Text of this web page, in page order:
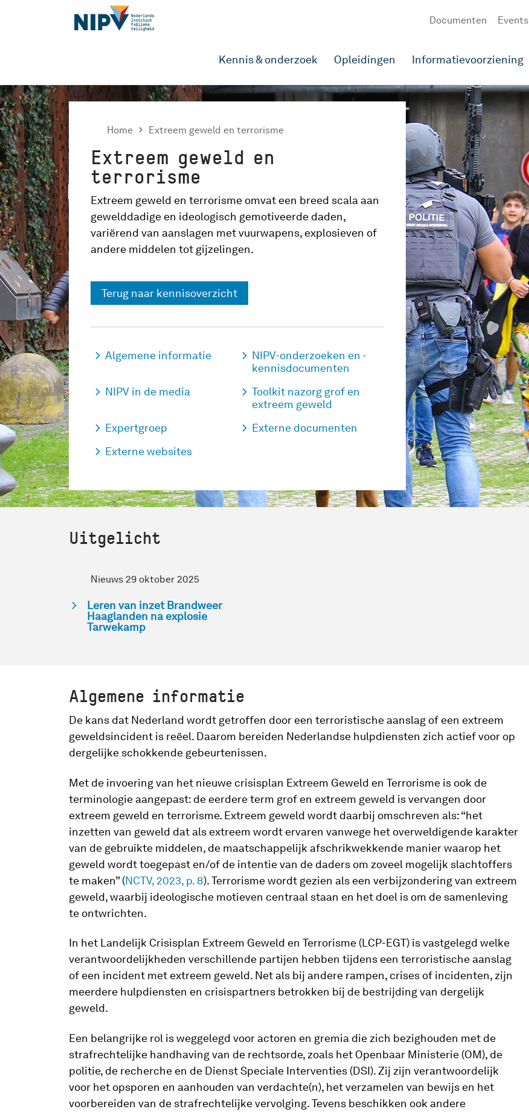
Documenten Events
Kennis & onderzoek Opleidingen Informatievoorziening
Home  Extreem geweld en terrorisme
Extreem geweld en
terrorisme
Extreem geweld en terrorisme omvat een breed scala aan
gewelddadige en ideologisch gemotiveerde daden,
variërend van aanslagen met vuurwapens, explosieven of
andere middelen tot gijzelingen.
Terug naar kennisoverzicht
Algemene informatie
NIPV-onderzoeken en -
kennisdocumenten
NIPV in de media
Toolkit nazorg grof en
extreem geweld
Expertgroep
Externe documenten
Externe websites
Uitgelicht
Nieuws 29 oktober 2025
Leren van inzet Brandweer
Haaglanden na explosie
Tarwekamp
Algemene informatie
De kans dat Nederland wordt getroffen door een terroristische aanslag of een extreem
geweldsincident is reëel. Daarom bereiden Nederlandse hulpdiensten zich actief voor op
dergelijke schokkende gebeurtenissen.
Met de invoering van het nieuwe crisisplan Extreem Geweld en Terrorisme is ook de
terminologie aangepast: de eerdere term grof en extreem geweld is vervangen door
extreem geweld en terrorisme. Extreem geweld wordt daarbij omschreven als: “het
inzetten van geweld dat als extreem wordt ervaren vanwege het overweldigende karakter
van de gebruikte middelen, de maatschappelijk afschrikwekkende manier waarop het
geweld wordt toegepast en/of de intentie van de daders om zoveel mogelijk slachtoffers
te maken” (NCTV, 2023, p. 8). Terrorisme wordt gezien als een verbijzondering van extreem
geweld, waarbij ideologische motieven centraal staan en het doel is om de samenleving
te ontwrichten.
In het Landelijk Crisisplan Extreem Geweld en Terrorisme (LCP-EGT) is vastgelegd welke
verantwoordelijkheden verschillende partijen hebben tijdens een terroristische aanslag
of een incident met extreem geweld. Net als bij andere rampen, crises of incidenten, zijn
meerdere hulpdiensten en crisispartners betrokken bij de bestrijding van dergelijk
geweld.
Een belangrijke rol is weggelegd voor actoren en gremia die zich bezighouden met de
strafrechtelijke handhaving van de rechtsorde, zoals het Openbaar Ministerie (OM), de
politie, de recherche en de Dienst Speciale Interventies (DSI). Zij zijn verantwoordelijk
voor het opsporen en aanhouden van verdachte(n), het verzamelen van bewijs en het
voorbereiden van de strafrechtelijke vervolging. Tevens beschikken ook andere